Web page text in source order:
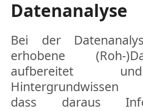
Datenanalyse
Bei der
erhobene (Roh-
aufbereitet
Hintergrundwissen
dass daraus